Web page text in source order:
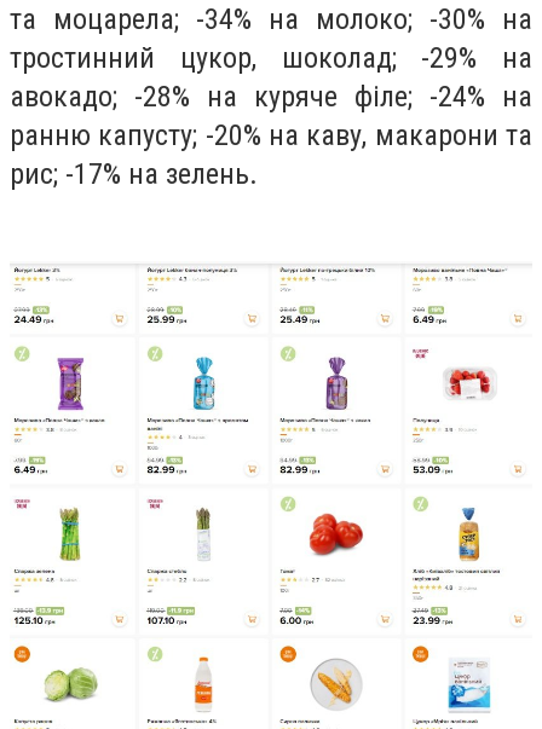
та моцарела; -34% на молоко; -30% на
тростинний цукор, шоколад; -29% на
авокадо; -28% на куряче філе; -24% на
ранню капусту; -20% на каву, макарони та
рис; -17% на зелень.